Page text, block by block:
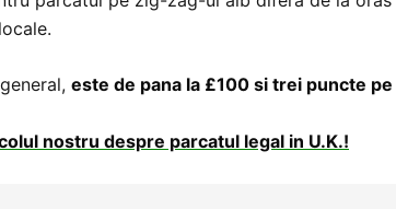
este de pana la £100 si trei puncte
nostru despre parcatul legal in U.K.!